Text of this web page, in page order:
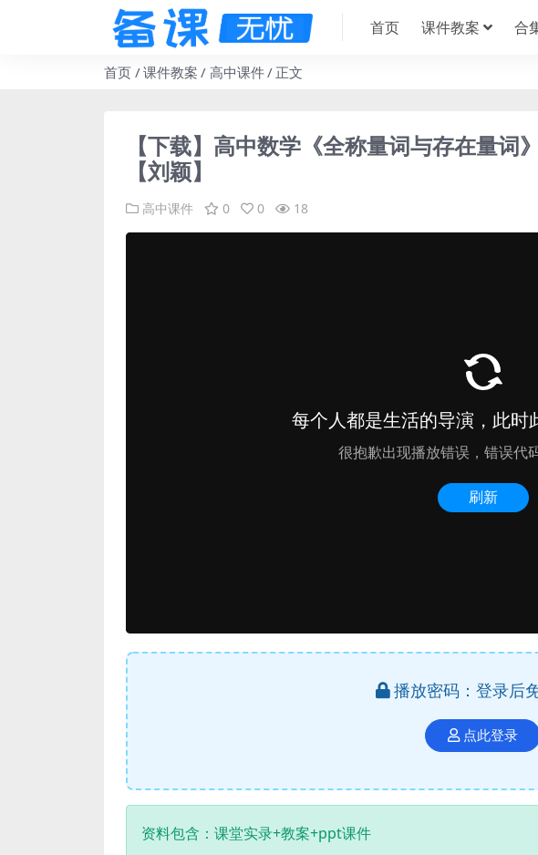
首页 课件教案 合
首页 课件教案 高中课件 正文
【下载】高中数学《全称量词与存在量
【刘颖】
高中课件 0 0 18
播放密码：登录后
点此登录
资料包含：课堂实录+教案+ppt课件